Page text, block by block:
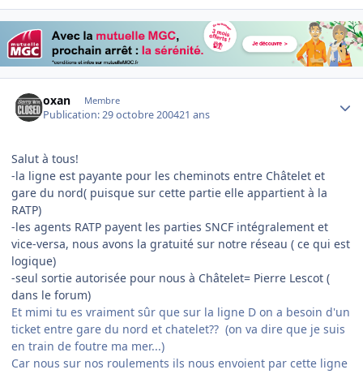
oxan Membre
Publication:29 octobre 200421 ans
Salut à tous!
-la ligne est payante pour les cheminots entre Châtelet et
gare du nord( puisque sur cette partie elle appartient à la
RATP)
-les agents RATP payent les parties SNCF intégralement et
vice-versa, nous avons la gratuité sur notre réseau ( ce qui est
logique)
-seul sortie autorisée pour nous à Châtelet= Pierre Lescot (
dans le forum)
Et mimi tu es vraiment sûr que sur la ligne D on a besoin d'un
ticket entre gare du nord et chatelet?? (on va dire que je suis
en train de foutre ma mer...)
Car nous sur nos roulements ils nous envoient par cette ligne